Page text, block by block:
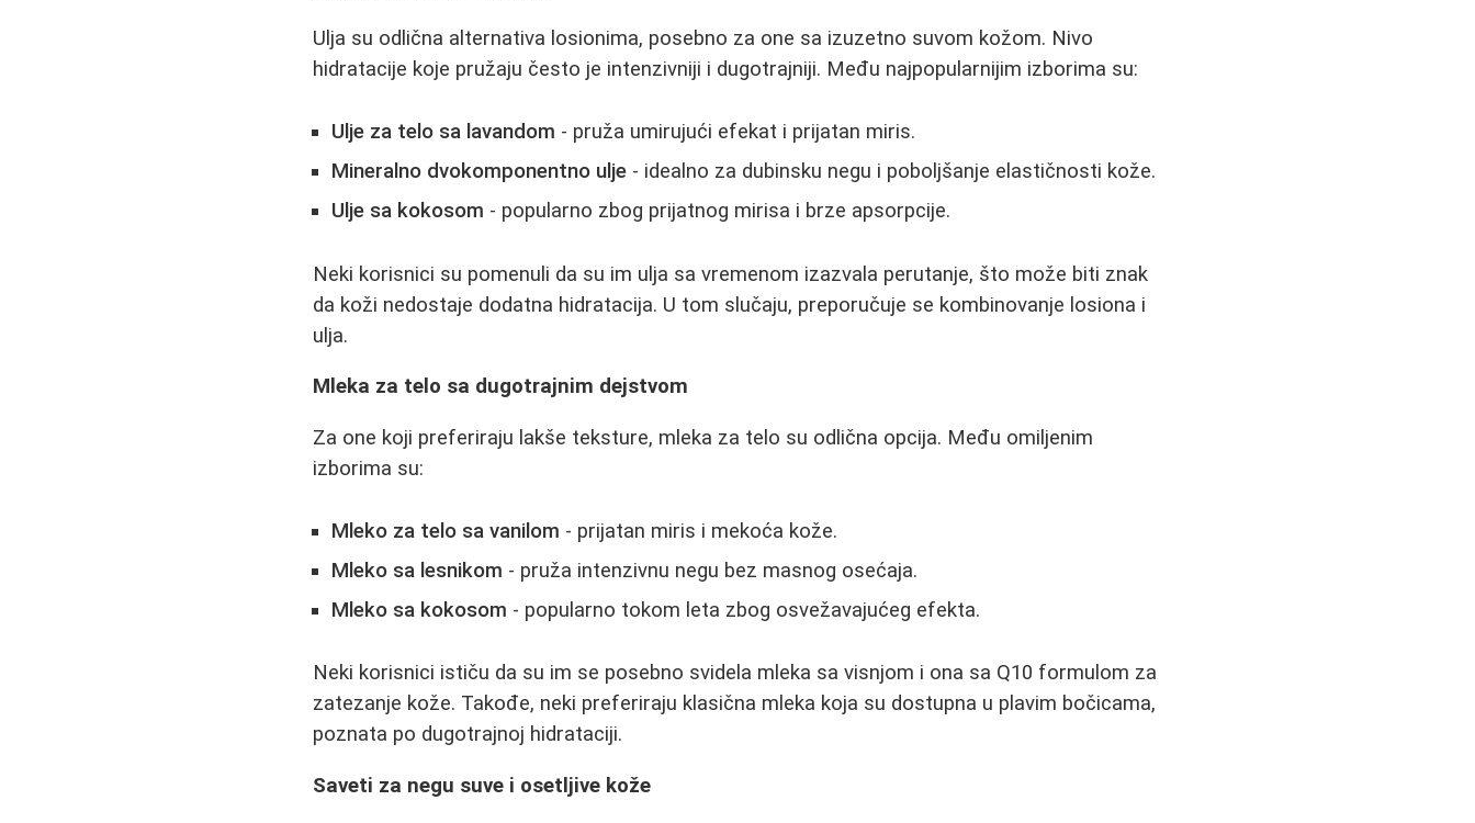
Ulja su odlična alternativa losionima, posebno za one sa izuzetno suvom kožom. Nivo
hidratacije koje pružaju često je intenzivniji i dugotrajniji. Među najpopularnijim izborima su:
Ulje za telo sa lavandom - pruža umirujući efekat i prijatan miris.
Mineralno dvokomponentno ulje - idealno za dubinsku negu i poboljšanje elastičnosti kože.
Ulje sa kokosom - popularno zbog prijatnog mirisa i brze apsorpcije.
Neki korisnici su pomenuli da su im ulja sa vremenom izazvala perutanje, što može biti znak
da koži nedostaje dodatna hidratacija. U tom slučaju, preporučuje se kombinovanje losiona i
ulja.
Mleka za telo sa dugotrajnim dejstvom
Za one koji preferiraju lakše teksture, mleka za telo su odlična opcija. Među omiljenim
izborima su:
Mleko za telo sa vanilom - prijatan miris i mekoća kože.
Mleko sa lesnikom - pruža intenzivnu negu bez masnog osećaja.
Mleko sa kokosom - popularno tokom leta zbog osvežavajućeg efekta.
Neki korisnici ističu da su im se posebno svidela mleka sa visnjom i ona sa Q10 formulom za
zatezanje kože. Takođe, neki preferiraju klasična mleka koja su dostupna u plavim bočicama,
poznata po dugotrajnoj hidrataciji.
Saveti za negu suve i osetljive kože